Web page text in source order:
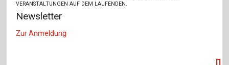
VERANSTALTUNGEN AUF DEM LAUFENDEN.
Newsletter
Zur Anmeldung